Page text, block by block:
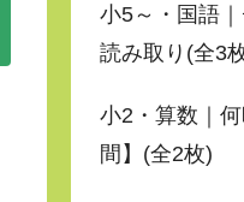
小5～・国語
読み取り(全3
小2・算数｜
間】(全2枚)